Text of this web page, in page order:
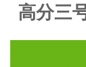
高分三